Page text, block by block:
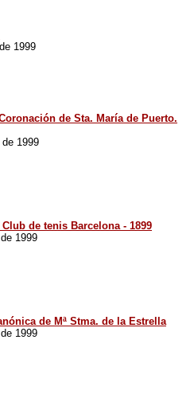
1999
de Sta. María de Puerto.
1999
de tenis Barcelona - 1899
1999
de Mª Stma. de la Estrella
1999